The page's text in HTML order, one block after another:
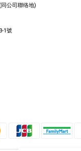
公司聯络地)
1號